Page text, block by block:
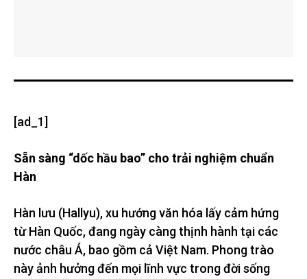
[ad_1]
Sẵn sàng “dốc hầu bao” cho trải nghiệm chuẩn
Hàn
Hàn lưu (Hallyu), xu hướng văn hóa lấy cảm hứng
từ Hàn Quốc, đang ngày càng thịnh hành tại các
nước châu Á, bao gồm cả Việt Nam. Phong trào
này ảnh hưởng đến mọi lĩnh vực trong đời sống